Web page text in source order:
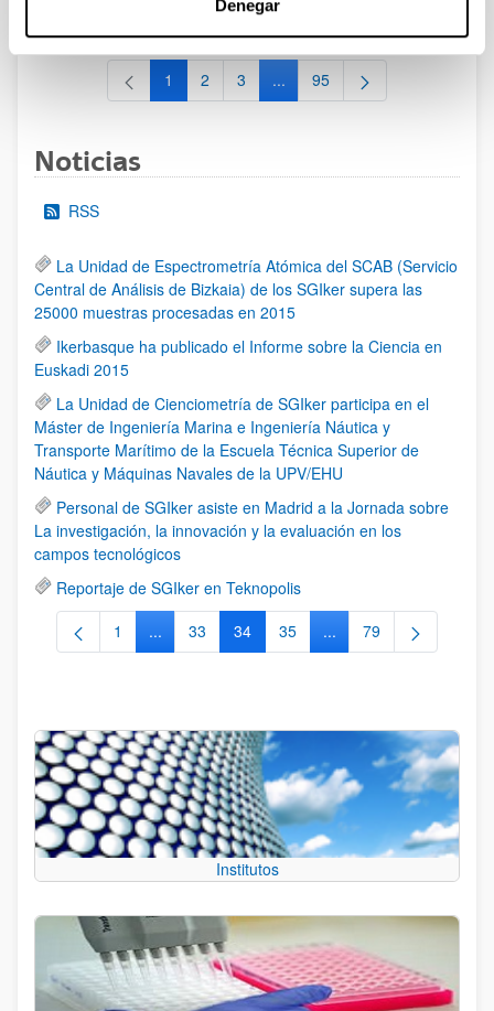
Denegar
al 30/07/2026 (ambos incluídos)
Página
1 Página
2 Página
3 ...Páginas intermedias Use TAB
Página
95
Noticias
RSS
La Unidad de Espectrometría Atómica del SCAB (Servicio
Central de Análisis de Bizkaia) de los SGIker supera las
25000 muestras procesadas en 2015
Ikerbasque ha publicado el Informe sobre la Ciencia en
Euskadi 2015
La Unidad de Cienciometría de SGIker participa en el
Máster de Ingeniería Marina e Ingeniería Náutica y
Transporte Marítimo de la Escuela Técnica Superior de
Náutica y Máquinas Navales de la UPV/EHU
Personal de SGIker asiste en Madrid a la Jornada sobre
La investigación, la innovación y la evaluación en los
campos tecnológicos
Reportaje de SGIker en Teknopolis
Página
1 ...Páginas intermedias Use TAB para desplazarse.
Página
33 Página
34 Página
35 ...Páginas intermedias
Página
79
Institutos